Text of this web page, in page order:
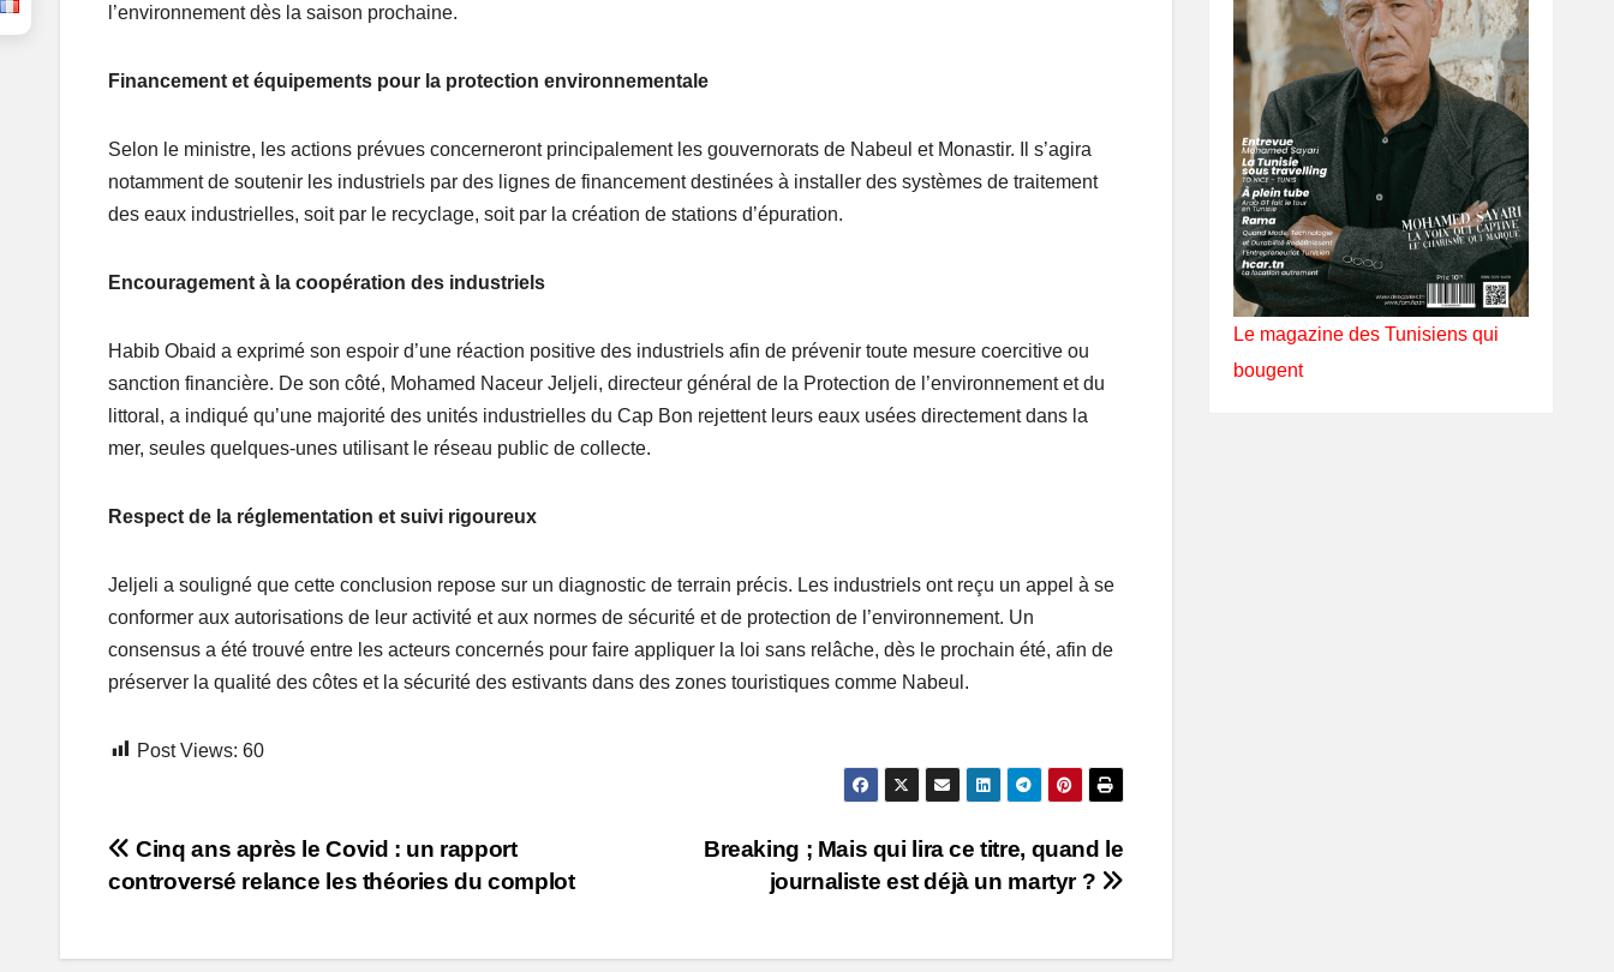
l’environnement dès la saison prochaine.
Financement et équipements pour la protection environnementale
Selon le ministre, les actions prévues concerneront principalement les gouvernorats de Nabeul et Monastir. Il s’agira
notamment de soutenir les industriels par des lignes de financement destinées à installer des systèmes de traitement
des eaux industrielles, soit par le recyclage, soit par la création de stations d’épuration.
Encouragement à la coopération des industriels
Habib Obaid a exprimé son espoir d’une réaction positive des industriels afin de prévenir toute mesure coercitive ou
sanction financière. De son côté, Mohamed Naceur Jeljeli, directeur général de la Protection de l’environnement et du
littoral, a indiqué qu’une majorité des unités industrielles du Cap Bon rejettent leurs eaux usées directement dans la
mer, seules quelques-unes utilisant le réseau public de collecte.
Respect de la réglementation et suivi rigoureux
Jeljeli a souligné que cette conclusion repose sur un diagnostic de terrain précis. Les industriels ont reçu un appel à se
conformer aux autorisations de leur activité et aux normes de sécurité et de protection de l’environnement. Un
consensus a été trouvé entre les acteurs concernés pour faire appliquer la loi sans relâche, dès le prochain été, afin de
préserver la qualité des côtes et la sécurité des estivants dans des zones touristiques comme Nabeul.
Post Views: 60
Post
Breaking ; Mais qui lira ce titre, quand le
journaliste est déjà un martyr ?
Cinq ans après le Covid : un rapport
controversé relance les théories du complot
Le magazine des Tunisiens qui
bougent